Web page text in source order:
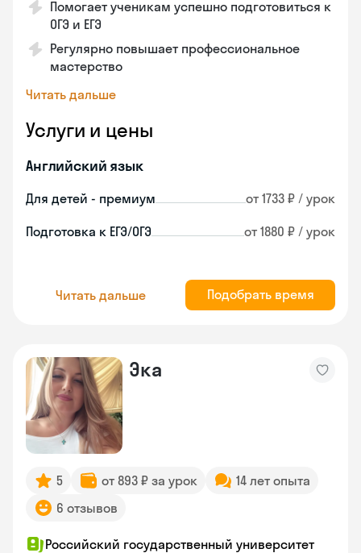
Помогает ученикам успешно подготовиться к
ОГЭ и ЕГЭ
Регулярно повышает профессиональное
мастерство
Читать дальше
Услуги и цены
Английский язык
Для детей - премиум от 1733 ₽ / урок
Подготовка к ЕГЭ/ОГЭ от 1880 ₽ / урок
Читать дальше Подобрать время
Эка
5 от 893 ₽ за урок
14 лет опыта
6 отзывов
Российский государственный университет